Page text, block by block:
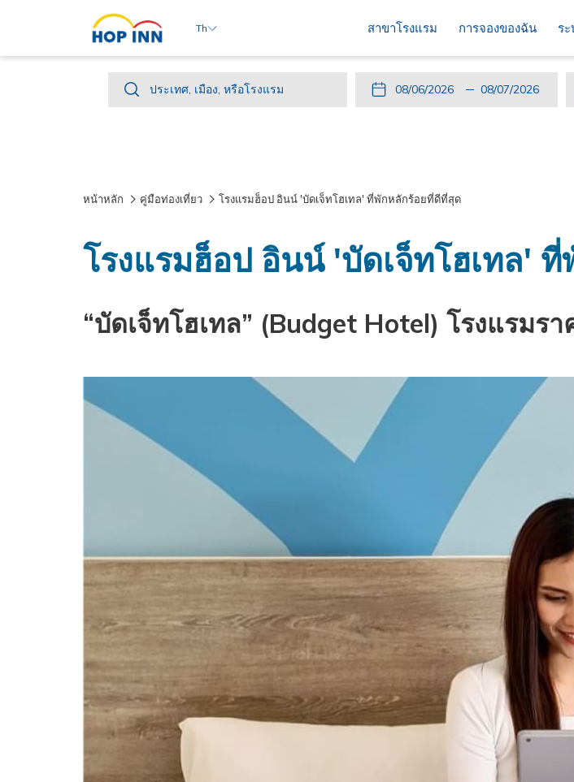
Th สาขาโรงแรม การจองของฉัน ร
ประเทศ,
เมือง,
ประเทศ, เมือง, หรือโรงแรม
วัน
ที่
ปุ่ม
นี้
เพื่อ
เลือก
วัน
เช็ค
อิน
วัน
เช็ค
คือ
สิงหาคม
2026.
วัน
เดิน
ปุ่ม
นี้
วัน
เช็ค
เอา
วัน
เช็ค
สิงหาคม
หน้าหลัก คู่มือท่องเที่ยว โรงแรมฮ็อป อินน์ 'บัดเจ็ทโฮเทล' ที่พักหลักร้อยที่ดีที่สุด
โรงแรมฮ็อป อินน์ 'บัดเจ็ทโฮเทล'
“บัดเจ็ทโฮเทล” (Budget Hotel) โรงแรมร